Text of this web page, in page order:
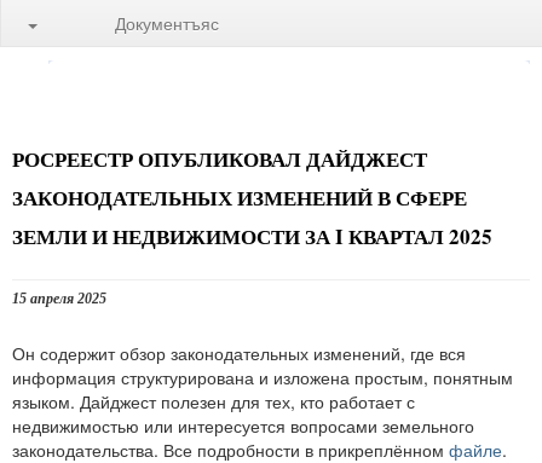
Документъяс
РОСРЕЕСТР ОПУБЛИКОВАЛ ДАЙДЖЕСТ
ЗАКОНОДАТЕЛЬНЫХ ИЗМЕНЕНИЙ В СФЕРЕ
ЗЕМЛИ И НЕДВИЖИМОСТИ ЗА I КВАРТАЛ 2025
15 апреля 2025
Он содержит обзор законодательных изменений, где вся
информация структурирована и изложена простым, понятным
языком. Дайджест полезен для тех, кто работает с
недвижимостью или интересуется вопросами земельного
законодательства. Все подробности в прикреплённом файле.